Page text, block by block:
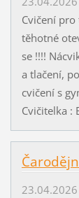
Cvičení
těhotné
se !!!!
a tlačení,
cvičení s
Cvičitelka :